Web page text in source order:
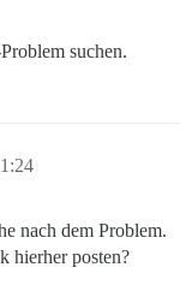
suchen.
nach dem Problem.
hierher posten?